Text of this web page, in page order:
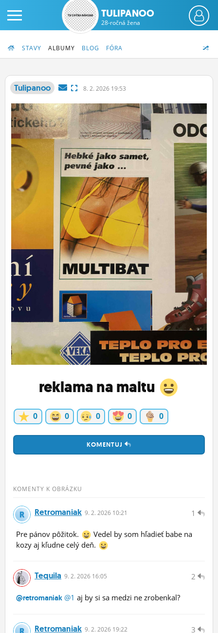
PRIHLÁS SA
ČINŽIAK
FÓRUM
STATUSY
BLOGY
OBRÁZKY
ĽUDIA
MÔJ PROFIL
NASTAVENIA
ROLETA
TULIPANOO
28-ročná žena
STAVY ALBUMY BLOG FÓRA
Tulipanoo 8. 2. 2026 19:53
reklama na maltu
0 0 0 0 0
KOMENTUJ
KOMENTY K OBRÁZKU
1
Retromaniak 9. 2. 2026 10:21
Pre pánov pôžitok.
Vedel by som hľadieť babe na
kozy aj kľudne celý deň.
2
Tequila 9. 2. 2026 16:05
@retromaniak @1 aj by si sa medzi ne zrobenkal?
3
Retromaniak 9. 2. 2026 19:22